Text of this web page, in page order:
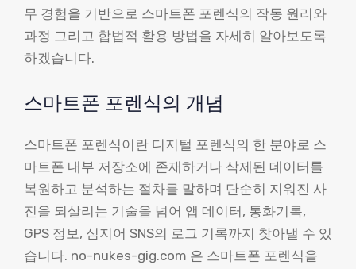
무 경험을 기반으로 스마트폰 포렌식의 작동 원리와
과정 그리고 합법적 활용 방법을 자세히 알아보도록
하겠습니다.
스마트폰 포렌식의 개념
스마트폰 포렌식이란 디지털 포렌식의 한 분야로 스
마트폰 내부 저장소에 존재하거나 삭제된 데이터를
복원하고 분석하는 절차를 말하며 단순히 지워진 사
진을 되살리는 기술을 넘어 앱 데이터, 통화기록,
GPS 정보, 심지어 SNS의 로그 기록까지 찾아낼 수 있
습니다. no-nukes-gig.com 은 스마트폰 포렌식을